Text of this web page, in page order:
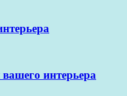
интерьера